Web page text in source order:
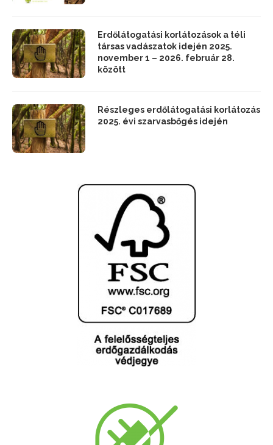
Erdőlátogatási korlátozások a téli
társas vadászatok idején 2025.
november 1 – 2026. február 28.
között
Részleges erdőlátogatási korlátozás
2025. évi szarvasbőgés idején